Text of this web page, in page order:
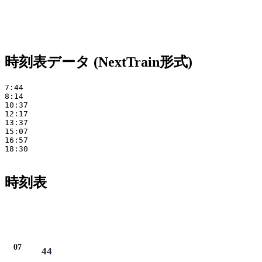
時刻表データ (NextTrain形式)
7:44
8:14
10:37
12:17
13:37
15:07
16:57
18:30
時刻表
07 44